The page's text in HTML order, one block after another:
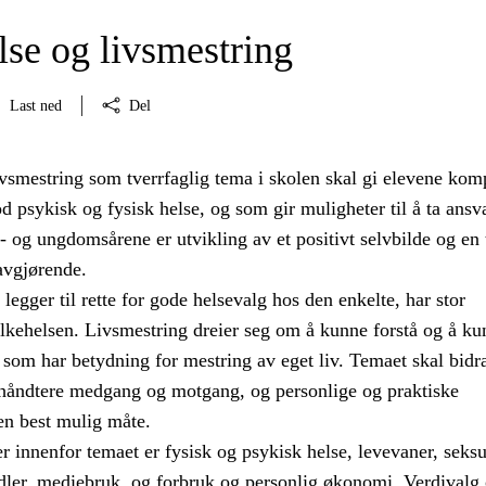
og livsmestring
Last ned Del
som tverrfaglig tema i skolen skal gi elevene
psykisk og fysisk helse, og som gir muligheter til å ta
og ungdomsårene er utvikling av et positivt selvbilde og en
til rette for gode helsevalg hos den enkelte, har stor
Livsmestring dreier seg om å kunne forstå og å
har betydning for mestring av eget liv. Temaet skal
medgang og motgang, og personlige og praktiske
best mulig måte.
innenfor temaet er fysisk og psykisk helse, levevaner,